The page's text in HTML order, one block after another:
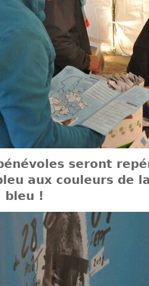
seront
aux couleurs de
bleu !